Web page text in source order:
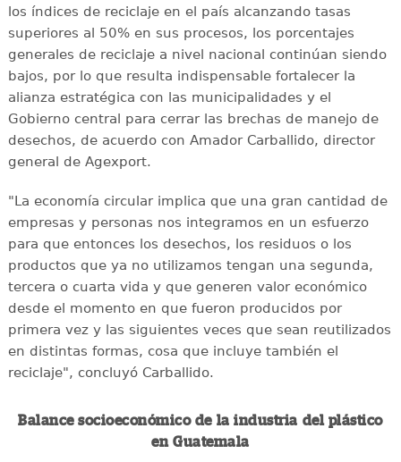
los índices de reciclaje en el país alcanzando tasas
superiores al 50% en sus procesos, los porcentajes
generales de reciclaje a nivel nacional continúan siendo
bajos, por lo que resulta indispensable fortalecer la
alianza estratégica con las municipalidades y el
Gobierno central para cerrar las brechas de manejo de
desechos, de acuerdo con Amador Carballido, director
general de Agexport.
"La economía circular implica que una gran cantidad de
empresas y personas nos integramos en un esfuerzo
para que entonces los desechos, los residuos o los
productos que ya no utilizamos tengan una segunda,
tercera o cuarta vida y que generen valor económico
desde el momento en que fueron producidos por
primera vez y las siguientes veces que sean reutilizados
en distintas formas, cosa que incluye también el
reciclaje", concluyó Carballido.
Balance socioeconómico de la industria del plástico
en Guatemala